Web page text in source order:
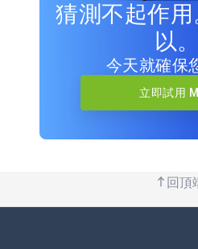
猜測不起作
以
今天就確保
立即試用
回頂